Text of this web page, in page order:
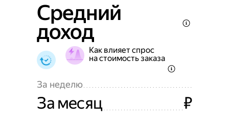
Средний
доход
Как влияет спрос
на стоимость заказа
За неделю
За месяц ₽